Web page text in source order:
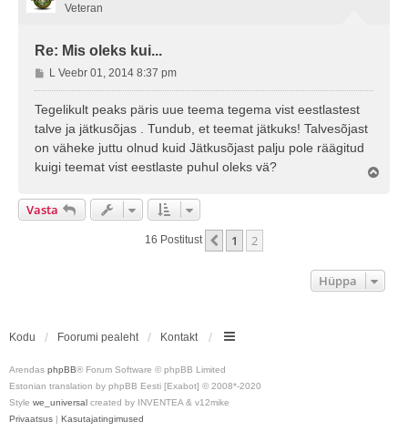
Veteran
Re: Mis oleks kui...
P
o
s
t
i
t
u
L Veebr 01, 2014 8:37 pm
Tegelikult peaks päris uue teema tegema vist eestlastest
talve ja jätkusõjas . Tundub, et teemat jätkuks! Talvesõjast
on väheke juttu olnud kuid Jätkusõjast palju pole räägitud
kuigi teemat vist eestlaste puhul oleks vä?
Vasta
16 Postitust Eelmine
1 2
Hüppa
Kodu Foorumi pealeht Kontakt
Arendas phpBB® Forum Software © phpBB Limited
Estonian translation by phpBB Eesti [Exabot] © 2008*-2020
Style we_universal created by INVENTEA & v12mike
Privaatsus | Kasutajatingimused